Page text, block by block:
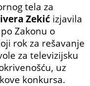
tela za
Zekić izjavila
Zakonu o
rok za rešavanje
za televizijsku
uz
konkursa.